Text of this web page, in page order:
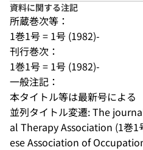
資料に関する注記
所蔵巻次等：
1巻1号 = 1号 (1982)-
刊行巻次：
1巻1号 = 1号 (1982)-
一般注記：
本タイトル等は最新号による
並列タイトル変遷: The
al Therapy Association (1巻
ese Association of